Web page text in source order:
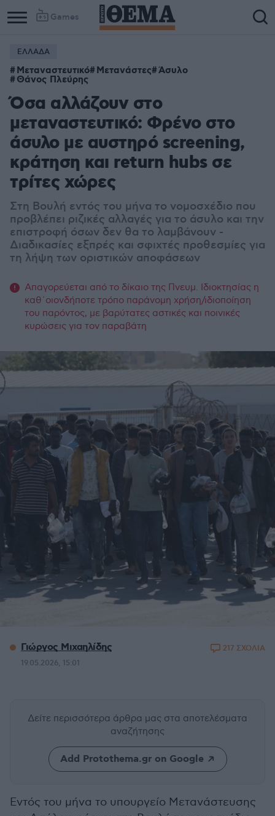
Games
ΕΛΛΑΔΑ
Μεταναστευτικό Μετανάστες Άσυλο
Θάνος Πλεύρης
Όσα αλλάζουν στο
μεταναστευτικό: Φρένο στο
άσυλο με αυστηρό screening,
κράτηση και return hubs σε
τρίτες χώρες
Στη Βουλή εντός του μήνα το νομοσχέδιο που
προβλέπει ριζικές αλλαγές για το άσυλο και την
επιστροφή όσων δεν θα το λαμβάνουν -
Διαδικασίες εξπρές και σφιχτές προθεσμίες για
τη λήψη των οριστικών αποφάσεων
Απαγορεύεται από το δίκαιο της Πνευμ. Ιδιοκτησίας η
καθ΄οιονδήποτε τρόπο παράνομη χρήση/ιδιοποίηση
του παρόντος, με βαρύτατες αστικές και ποινικές
κυρώσεις για τον παραβάτη
Γιώργος Μιχαηλίδης
19.05.2026, 15:01
217 ΣΧΟΛΙΑ
Δείτε περισσότερα άρθρα μας στα αποτελέσματα
αναζήτησης
Add Protothema.gr on Google
Εντός του μήνα το υπουργείο Μετανάστευσης